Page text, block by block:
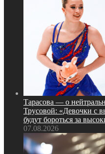
Тарасова — о
Трусовой: «Девочки с
будут бороться за
07.08.2026